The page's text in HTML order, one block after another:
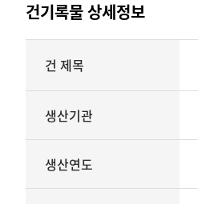
건기록물 상세정보
건 제목
생산기관
생산연도